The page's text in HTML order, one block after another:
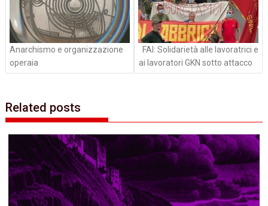
Anarchismo e organizzazione
operaia
FAI: Solidarietà alle lavoratrici e
ai lavoratori GKN sotto attacco
Related posts